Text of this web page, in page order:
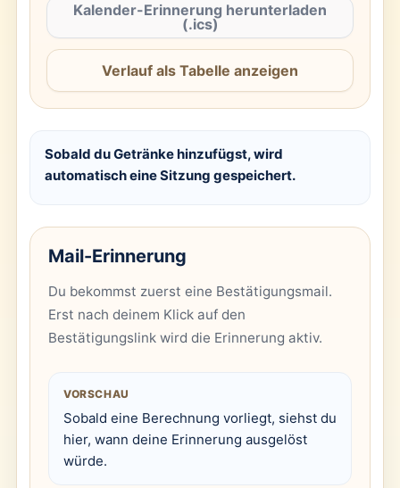
Kalender-Erinnerung herunterladen
(.ics)
Verlauf als Tabelle anzeigen
Sobald du Getränke hinzufügst, wird
automatisch eine Sitzung gespeichert.
Mail-Erinnerung
Du bekommst zuerst eine Bestätigungsmail.
Erst nach deinem Klick auf den
Bestätigungslink wird die Erinnerung aktiv.
VORSCHAU
Sobald eine Berechnung vorliegt, siehst du
hier, wann deine Erinnerung ausgelöst
würde.